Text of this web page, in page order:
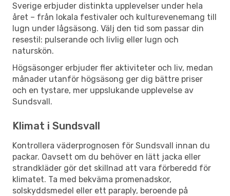
Sverige erbjuder distinkta upplevelser under hela
året – från lokala festivaler och kulturevenemang till
lugn under lågsäsong. Välj den tid som passar din
resestil: pulserande och livlig eller lugn och
naturskön.
Högsäsonger erbjuder fler aktiviteter och liv, medan
månader utanför högsäsong ger dig bättre priser
och en tystare, mer uppslukande upplevelse av
Sundsvall.
Klimat i Sundsvall
Kontrollera väderprognosen för Sundsvall innan du
packar. Oavsett om du behöver en lätt jacka eller
strandkläder gör det skillnad att vara förberedd för
klimatet. Ta med bekväma promenadskor,
solskyddsmedel eller ett paraply, beroende på